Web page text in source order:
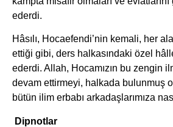
ederdi.
Hâsılı, Hocaefendi’nin kemali, her
ettiği gibi, ders halkasındaki özel
ederdi. Allah, Hocamızın bu zengin
devam ettirmeyi, halkada bulunmuş
bütün ilim erbabı arkadaşlarımıza
Dipnotlar